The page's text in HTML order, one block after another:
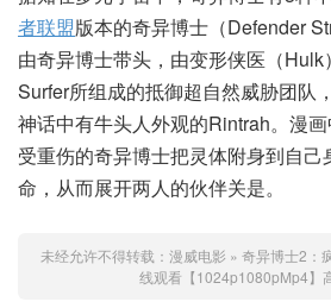
者联盟版本的奇异博士（Defender
由奇异博士带头，由变形侠医（
Surfer所组成的抵御超自然威胁团队
神话中有牛头人外观的Rintrah。漫
受重伤的奇异博士把灵体附身到自己
命，从而展开两人的伙伴关是。
未经允许不得转载： 漫威电影 » 奇异博士2：
线观看【1024p1080pMp4】